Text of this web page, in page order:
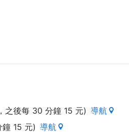
之後每 30 分鐘 15 元) 導航
15 元) 導航